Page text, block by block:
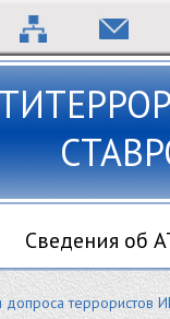
Сведения об
террористов